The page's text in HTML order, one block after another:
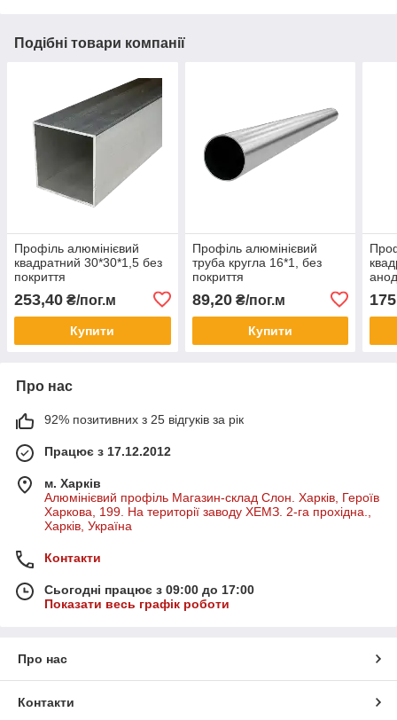
Подібні товари компанії
Профіль алюмінієвий
квадратний 30*30*1,5 без
покриття
253,40 ₴/пог.м
Купити
Профіль алюмінієвий
труба кругла 16*1, без
покриття
89,20₴/пог.м
Купити
Про нас
92% позитивних з 25 відгуків за рік
Працює з 17.12.2012
м. Харків
Алюмінієвий профіль Магазин-склад Слон. Харків, Героїв
Харкова, 199. На території заводу ХЕМЗ. 2-га прохідна.,
Харків, Україна
Контакти
Сьогодні працює з 09:00 до 17:00
Показати весь графік роботи
Про нас
Контакти